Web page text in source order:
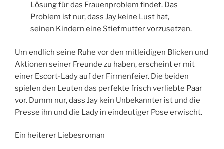
Lösung für das Frauenproblem findet. Das
Problem ist nur, dass Jay keine Lust hat,
seinen Kindern eine Stiefmutter vorzusetzen.
Um endlich seine Ruhe vor den mitleidigen Blicken und
Aktionen seiner Freunde zu haben, erscheint er mit
einer Escort-Lady auf der Firmenfeier. Die beiden
spielen den Leuten das perfekte frisch verliebte Paar
vor. Dumm nur, dass Jay kein Unbekannter ist und die
Presse ihn und die Lady in eindeutiger Pose erwischt.
Ein heiterer Liebesroman